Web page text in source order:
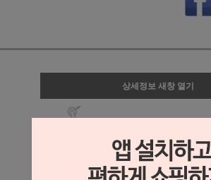
상세정보 새창 열기